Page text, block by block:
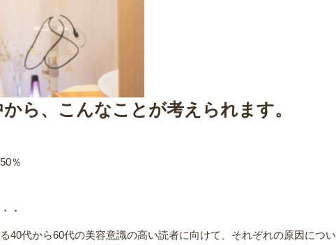
ら、こんなことが考えられます。
％
・
40代から60代の美容意識の高い読者に向けて、それぞれの原因につい